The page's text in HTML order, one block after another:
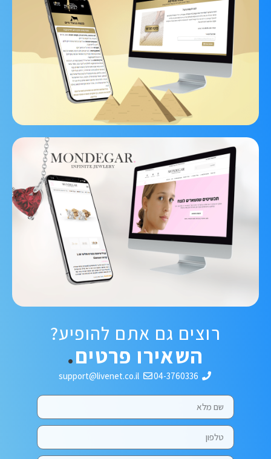
תזכו למצוות
אתר תדמית הכולל מודול מכירת מנויים חודשיים
ללקוחות העסק.
לצפיה בפרויקט
תכשיטי מונדגר
מותג תכשיטי היהלומים המתמחה בעבודת יד של
תכשיטי זהב משובצים יהלומים טבעיים ויהלומי
מעבדה.
לצפיה בפרויקט
רוצים גם אתם להופיע?
השאירו פרטים.
04-3760336
support@livenet.co.il